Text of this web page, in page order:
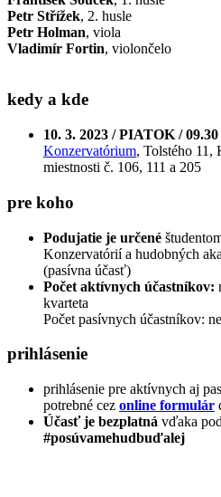
Petr Střížek, 2. husle
Petr Holman, viola
Vladimír Fortin, violončelo
kedy a kde
10. 3. 2023 / PIATOK / 09.30
Konzervatórium, Tolstého 11,
miestnosti č. 106, 111 a 205
pre koho
Podujatie je určené
Konzervatórií a hudobných
(pasívna účasť)
Počet aktívnych účastníkov:
kvarteta
Počet pasívnych účastníkov:
prihlásenie
prihlásenie pre aktívnych aj
potrebné cez online formulár
Účasť je bezplatná vďaka
#posúvamehudbuďalej